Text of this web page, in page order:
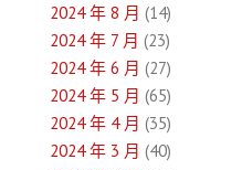
2024 年 8 月 (14)
2024 年 7 月 (23)
2024 年 6 月 (27)
2024 年 5 月 (65)
2024 年 4 月 (35)
2024 年 3 月 (40)